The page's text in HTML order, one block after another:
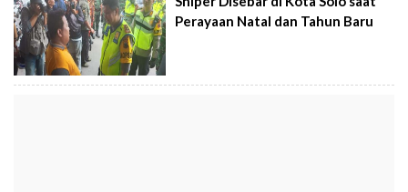
Perayaan Natal dan Tahun Baru